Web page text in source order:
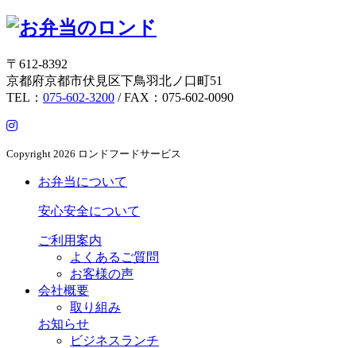
〒612-8392
京都府京都市伏見区下鳥羽北ノ口町51
TEL： 075-602-3200 / FAX：075-602-0090
Copyright 2026 ロンドフードサービス
お弁当について
安心安全について
ご利用案内
よくあるご質問
お客様の声
会社概要
取り組み
お知らせ
ビジネスランチ